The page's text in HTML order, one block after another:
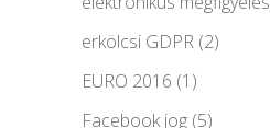
erkölcsi GDPR (2)
EURO 2016 (1)
Facebook jog (5)